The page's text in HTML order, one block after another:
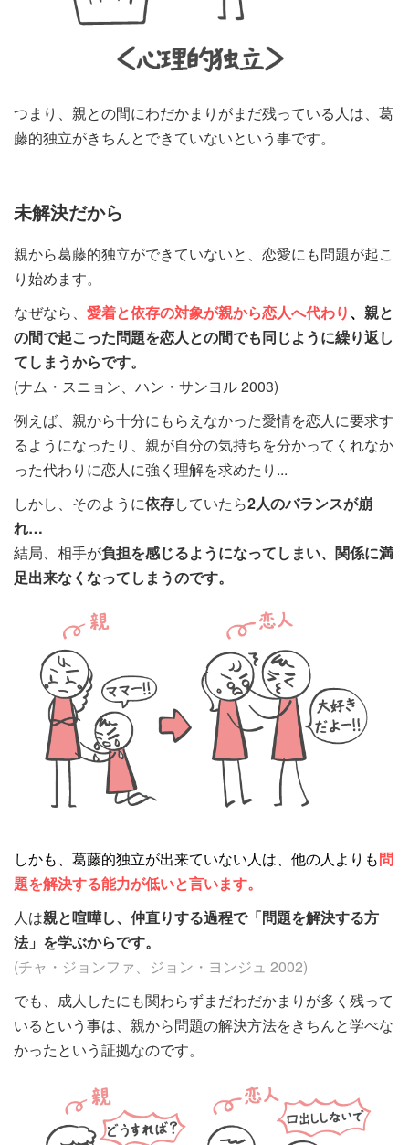
つまり、親との間にわだかまりがまだ残っている人は、葛
藤的独立がきちんとできていないという事です。
未解決だから
親から葛藤的独立ができていないと、恋愛にも問題が起こ
り始めます。
なぜなら、 愛着と依存の対象が親から恋人へ代わり、 親と
の間で起こった問題を恋人との間でも同じように繰り返し
てしまうからです。
(ナム・スニョン、ハン・サンヨル 2003)
例えば、親から十分にもらえなかった愛情を恋人に要求す
るようになったり、親が自分の気持ちを分かってくれなか
った代わりに恋人に強く理解を求めたり...
しかし、そのように依存していたら2人のバランスが崩
れ…
結局、相手が負担を感じるようになってしまい、関係に満
足出来なくなってしまうのです。
しかも、葛藤的独立が出来ていない人は、他の人よりも問
題を解決する能力が低いと言います。
人は親と喧嘩し、仲直りする過程で「問題を解決する方
法」を学ぶからです。
(チャ・ジョンファ、ジョン・ヨンジュ 2002)
でも、成人したにも関わらずまだわだかまりが多く残って
いるという事は、親から問題の解決方法をきちんと学べな
かったという証拠なのです。